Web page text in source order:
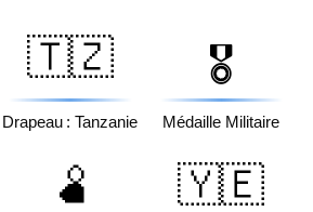
🇹🇿
Drapeau : Tanzanie
🎖️
Médaille Militaire
🫄 🇾🇪